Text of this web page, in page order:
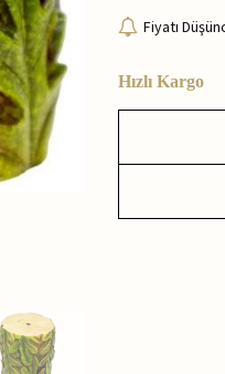
Fiyatı
Hızlı Kargo